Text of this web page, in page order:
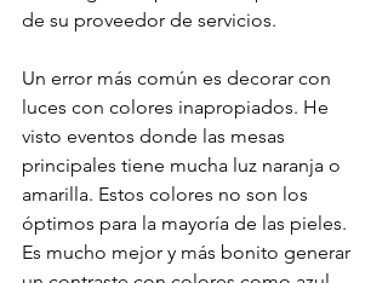
de su proveedor de servicios.
Un error más común es decorar con
luces con colores inapropiados. He
visto eventos donde las mesas
principales tiene mucha luz naranja o
amarilla. Estos colores no son los
óptimos para la mayoría de las pieles.
Es mucho mejor y más bonito generar